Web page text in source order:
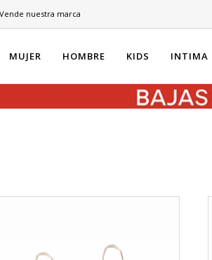
MUJER HOMBRE KIDS INTIMA
Vende nuestra marca